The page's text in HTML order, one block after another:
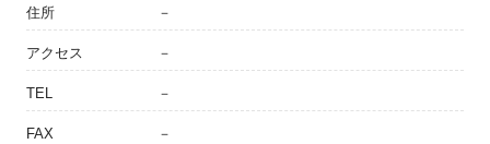
住所 －
アクセス －
TEL －
FAX －